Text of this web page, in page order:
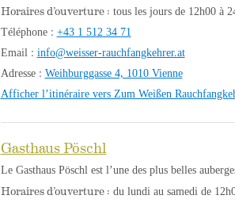
Horaires d’ouverture : tous les jours de 12h00 à
Téléphone : +43 1 512 34 71
Email : info@weisser-rauchfangkehrer.at
Adresse : Weihburggasse 4, 1010 Vienne
Afficher l’itinéraire vers Zum Weißen
Gasthaus Pöschl
Le Gasthaus Pöschl est l’une des plus belles
Horaires d’ouverture : du lundi au samedi de